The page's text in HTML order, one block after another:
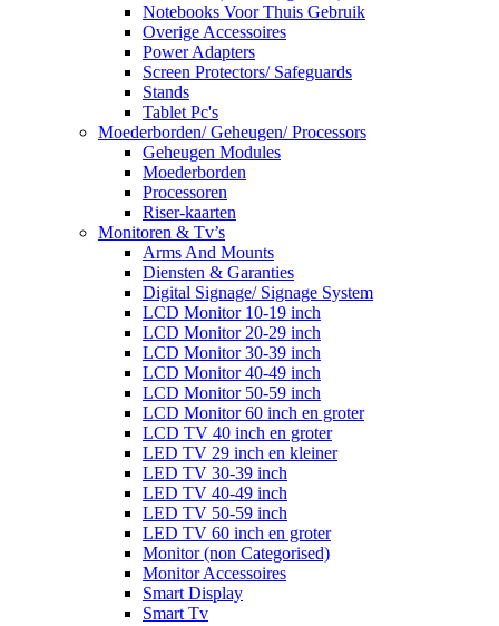
Notebooks Voor Thuis Gebruik
Overige Accessoires
Power Adapters
Screen Protectors/ Safeguards
Stands
Tablet Pc's
Moederborden/ Geheugen/ Processors
Geheugen Modules
Moederborden
Processoren
Riser-kaarten
Monitoren & Tv’s
Arms And Mounts
Diensten & Garanties
Digital Signage/ Signage System
LCD Monitor 10-19 inch
LCD Monitor 20-29 inch
LCD Monitor 30-39 inch
LCD Monitor 40-49 inch
LCD Monitor 50-59 inch
LCD Monitor 60 inch en groter
LCD TV 40 inch en groter
LED TV 29 inch en kleiner
LED TV 30-39 inch
LED TV 40-49 inch
LED TV 50-59 inch
LED TV 60 inch en groter
Monitor (non Categorised)
Monitor Accessoires
Smart Display
Smart Tv